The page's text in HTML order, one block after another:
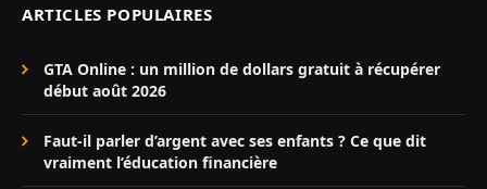
ARTICLES POPULAIRES
GTA Online : un million de dollars gratuit à récupérer
début août 2026
Faut-il parler d’argent avec ses enfants ? Ce que dit
vraiment l’éducation financière